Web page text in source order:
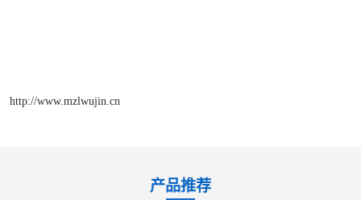
http://www.mzlwujin.cn
产品推荐